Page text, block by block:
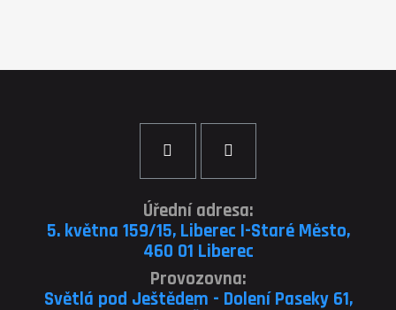
Úřední adresa:
5. května 159/15, Liberec I-Staré Město,
460 01 Liberec
Provozovna:
Světlá pod Ještědem - Dolení Paseky 61,